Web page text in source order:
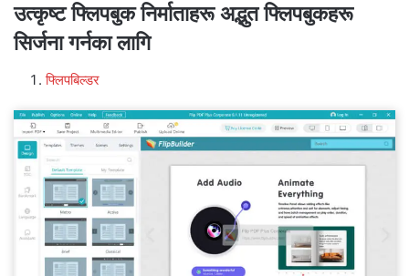
उत्कृष्ट फ्लिपबुक निर्माताहरू अद्भुत फ्लिपबुकहरू
सिर्जना गर्नका लागि
फ्लिपबिल्डर